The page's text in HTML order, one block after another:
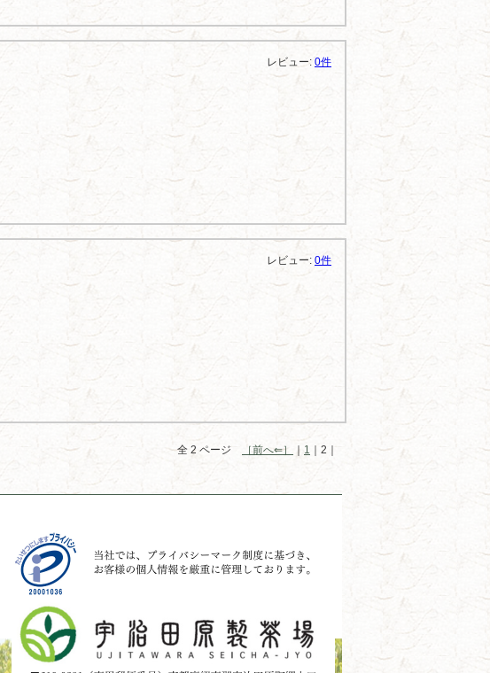
レビュー: 0件
レビュー: 0件
全 2 ページ ［前へ⇐］ 1 ｜2｜